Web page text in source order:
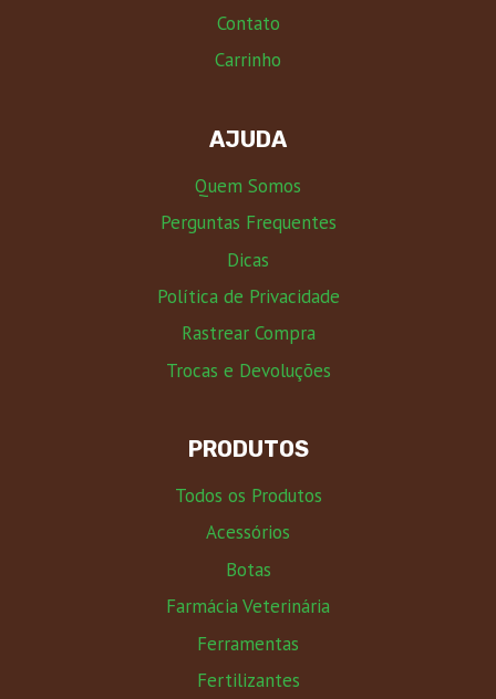
Contato
Carrinho
AJUDA
Quem Somos
Perguntas Frequentes
Dicas
Política de Privacidade
Rastrear Compra
Trocas e Devoluções
PRODUTOS
Todos os Produtos
Acessórios
Botas
Farmácia Veterinária
Ferramentas
Fertilizantes